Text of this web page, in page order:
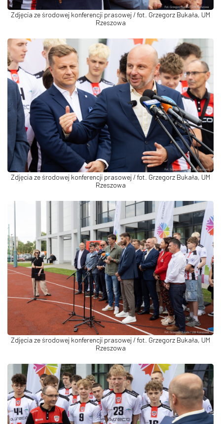
Zdjęcia ze środowej konferencji prasowej / fot. Grzegorz Bukała, UM
Rzeszowa
Zdjęcia ze środowej konferencji prasowej / fot. Grzegorz Bukała, UM
Rzeszowa
Zdjęcia ze środowej konferencji prasowej / fot. Grzegorz Bukała, UM
Rzeszowa